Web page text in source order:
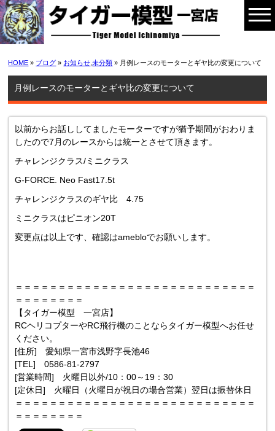
HOME » ブログ » お知らせ ,未分類 » 月例レースのモーターとギヤ比の変更について
月例レースのモーターとギヤ比の変更について
以前からお話ししてましたモーターですが猶予期間がおわりま
したので7月のレースからは統一とさせて頂きます。
チャレンジクラス/ミニクラス
G-FORCE. Neo Fast17.5t
チャレンジクラスのギヤ比 4.75
ミニクラスはピニオン20T
変更点は以上です、確認はamebloでお願いします。
＝＝＝＝＝＝＝＝＝＝＝＝＝＝＝＝＝＝＝＝＝＝＝＝＝＝＝＝
＝＝＝＝＝＝＝＝
【タイガー模型 一宮店】
RCヘリコプターやRC飛行機のことならタイガー模型へお任せ
ください。
[住所] 愛知県一宮市浅野字長池46
[TEL] 0586-81-2797
[営業時間] 火曜日以外/10：00～19：30
[定休日] 火曜日（火曜日が祝日の場合営業）翌日は振替休日
＝＝＝＝＝＝＝＝＝＝＝＝＝＝＝＝＝＝＝＝＝＝＝＝＝＝＝＝
＝＝＝＝＝＝＝＝